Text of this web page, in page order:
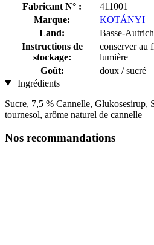
Fabricant N° :
411001
Marque:
KOTÁNYI
Land:
Basse-
Instructions de
stockage:
conserver au
lumière
Goût:
doux / sucré
Ingrédients
Sucre, 7,5 % Cannelle, Glukosesirup,
tournesol, arôme naturel de cannelle
Nos recommandations